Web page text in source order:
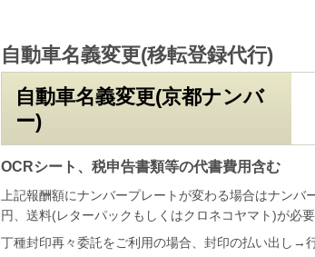
自動車名義変更(移転登録代行)
自動車名義変更(京都ナンバ
ー)
OCRシート、税申告書類等の代書費用含む
上記報酬額にナンバープレートが変わる場合はナン
円、送料(レターパックもしくはクロネコヤマト)が必要
丁種封印再々委託をご利用の場合、封印の払い出し→